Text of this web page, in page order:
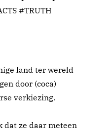
#TRUTH
land ter wereld
door (coca)
verkiezing.
dat ze daar meteen